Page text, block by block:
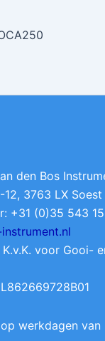
den Bos
3763 LX Soest
+31 (0)35 543 15
voor Gooi-
werkdagen